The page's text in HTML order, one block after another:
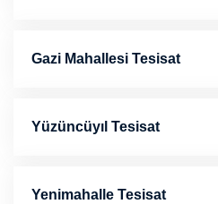
Gazi Mahallesi Tesisat
Yüzüncüyıl Tesisat
Yenimahalle Tesisat